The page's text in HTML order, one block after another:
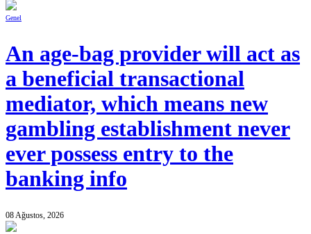
Genel
An age-bag provider will act as
a beneficial transactional
mediator, which means new
gambling establishment never
ever possess entry to the
banking info
08 Ağustos, 2026